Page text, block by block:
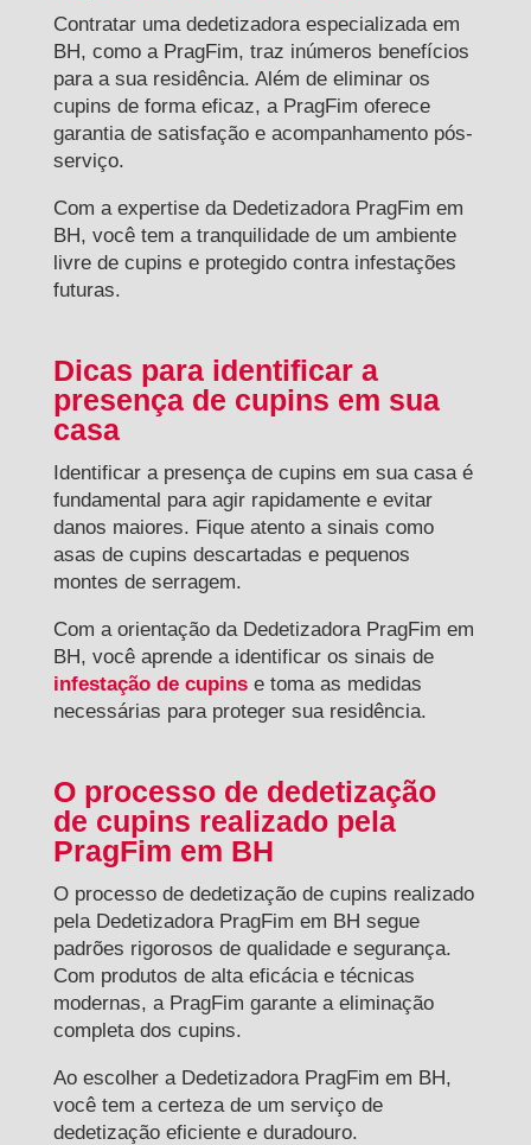
Contratar uma dedetizadora especializada em
BH, como a PragFim, traz inúmeros benefícios
para a sua residência. Além de eliminar os
cupins de forma eficaz, a PragFim oferece
garantia de satisfação e acompanhamento pós-
serviço.
Com a expertise da Dedetizadora PragFim em
BH, você tem a tranquilidade de um ambiente
livre de cupins e protegido contra infestações
futuras.
Dicas para identificar a
presença de cupins em sua
casa
Identificar a presença de cupins em sua casa é
fundamental para agir rapidamente e evitar
danos maiores. Fique atento a sinais como
asas de cupins descartadas e pequenos
montes de serragem.
Com a orientação da Dedetizadora PragFim em
BH, você aprende a identificar os sinais de
infestação de cupinse toma as medidas
necessárias para proteger sua residência.
O processo de dedetização
de cupins realizado pela
PragFim em BH
O processo de dedetização de cupins realizado
pela Dedetizadora PragFim em BH segue
padrões rigorosos de qualidade e segurança.
Com produtos de alta eficácia e técnicas
modernas, a PragFim garante a eliminação
completa dos cupins.
Ao escolher a Dedetizadora PragFim em BH,
você tem a certeza de um serviço de
dedetização eficiente e duradouro.